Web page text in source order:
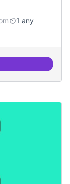
1 any
i cuidats